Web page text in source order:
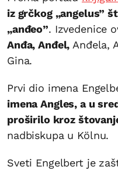
iz grčkog „angelus”
„anđeo”. Izvedenice
Anđa, Anđel, Anđela,
Gina.
Prvi dio imena
imena Angles, a u
proširilo kroz
nadbiskupa u Kölnu.
Sveti Engelbert je